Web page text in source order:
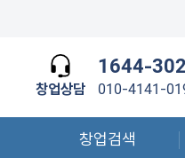
창업상담
1644-
010-4141-
창업검색